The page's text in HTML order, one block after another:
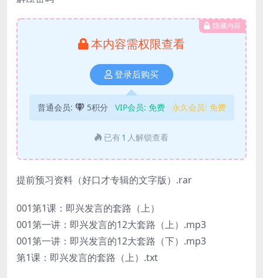
隐藏内容
本内容需权限查看
登录后购买
普通会员: 5积分 VIP会员: 免费 永久会员: 免费
已有 1 人解锁查看
提前预习资料（好口才专辑的文字版）.rar
001第1课：即兴发言的套路（上）
001第一讲：即兴发言的12大套路（上）.mp3
001第一讲：即兴发言的12大套路（下）.mp3
第1课：即兴发言的套路（上）.txt